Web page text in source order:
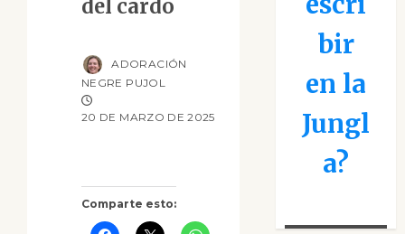
del cardo
Comparte esto:
ADORACIÓN
NEGRE PUJOL
20 DE MARZO DE 2025
bir
en la
Jungl
a?